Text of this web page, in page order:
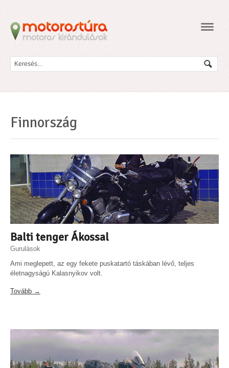
Finnország
Balti tenger Ákossal
Gurulások
Ami meglepett, az egy fekete puskatartó táskában lévő, teljes
életnagyságú Kalasnyikov volt.
Tovább →